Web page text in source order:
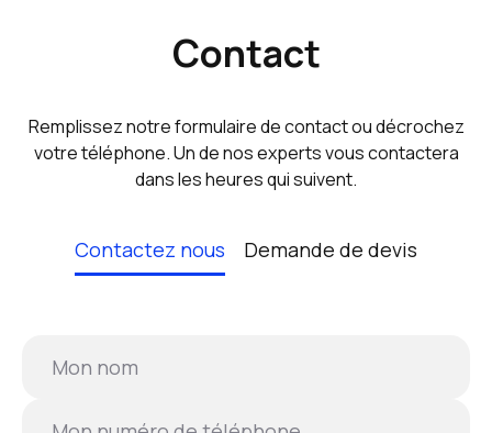
Contact
Remplissez notre formulaire de contact ou décrochez
votre téléphone. Un de nos experts vous contactera
dans les heures qui suivent.
Contactez nous Demande de devis